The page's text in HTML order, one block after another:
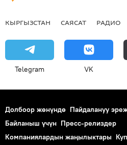
КЫРГЫЗСТАН САЯСАТ РАДИО
Telegram VK
Долбоор жөнүндө Пайдалануу
Байланыш үчүн Пресс-релиздер
Компаниялардын жаңылыктары